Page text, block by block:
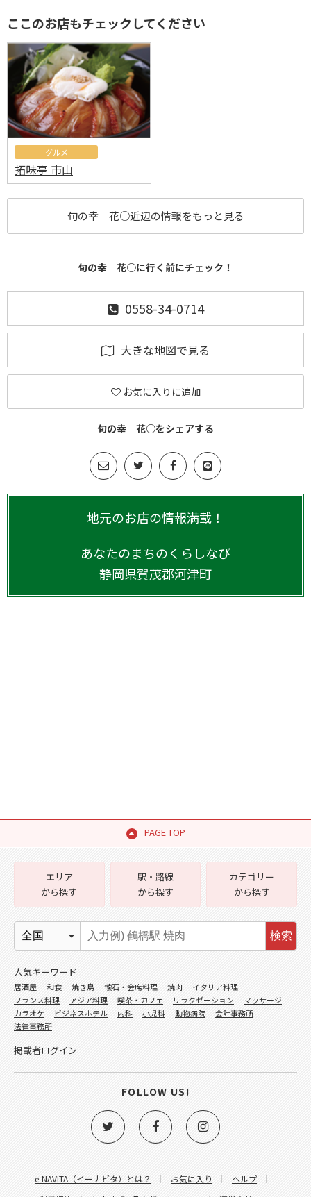
ここのお店もチェックしてください
グルメ
拓味亭 市山
旬の幸 花○近辺の情報をもっと見る
旬の幸 花○に行く前にチェック！
0558-34-0714
大きな地図で見る
お気に入りに追加
旬の幸 花○をシェアする
地元のお店の情報満載！
あなたのまちのくらしなび
静岡県賀茂郡河津町
PAGE TOP
e-NAVITA（イーナビタ）とは？ お気に入り
ヘルプ
エリア
から探す
駅・路線
から探す
カテゴリー
から探す
検索
人気キーワード
居酒屋 和食 焼き鳥 懐石・会席料理 焼肉
イタリア料理
フランス料理
アジア料理 喫茶・カフェ リラクゼーション
マッサージ
カラオケ
ビジネスホテル 内科 小児科 動物病院
会計事務所
法律事務所
掲載者ログイン
FOLLOW US!